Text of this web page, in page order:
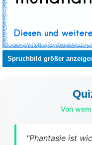
Spruchbild größer
Von
"Phantasie ist